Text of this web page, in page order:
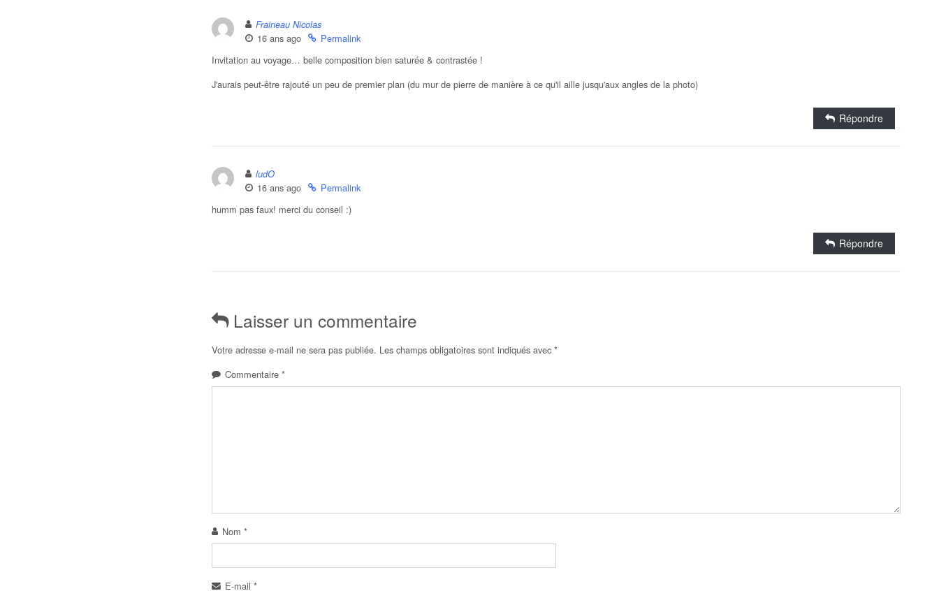
Fraineau Nicolas
16 ans ago
Permalink
Invitation au voyage… belle composition bien saturée & contrastée !
J'aurais peut-être rajouté un peu de premier plan (du mur de pierre de manière à ce qu'il aille jusqu'aux angles de la photo)
Répondre
ludO
16 ans ago
Permalink
humm pas faux! merci du conseil :)
Répondre
Laisser un commentaire
Votre adresse e-mail ne sera pas publiée. Les champs obligatoires sont indiqués avec *
Commentaire *
Nom *
E-mail *